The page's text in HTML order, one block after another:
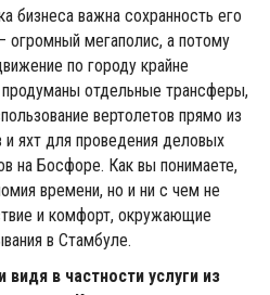
бизнеса важна сохранность его
мегаполис, а потому
по городу крайне
отдельные трансферы,
вертолетов прямо из
яхт для проведения деловых
на Босфоре. Как вы понимаете,
времени, но и ни с чем не
и комфорт, окружающие
в Стамбуле.
в частности услуги из